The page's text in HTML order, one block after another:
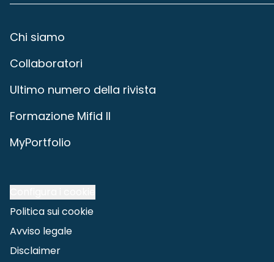
Chi siamo
Collaboratori
Ultimo numero della rivista
Formazione Mifid II
MyPortfolio
Politica sui cookie
Avviso legale
Disclaimer